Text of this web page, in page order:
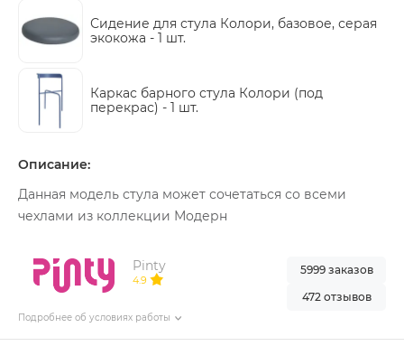
Сидение для стула Колори, базовое, серая
экокожа - 1 шт.
Каркас барного стула Колори (под
перекрас) - 1 шт.
Описание:
Данная модель стула может сочетаться со всеми
чехлами из коллекции Модерн
Pinty
4.9
Подробнее об условиях работы
5999 заказов
472 отзывов